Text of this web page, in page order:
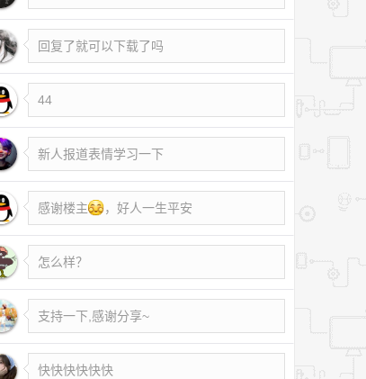
回复了就可以下载了吗
44
新人报道表情学习一下
感谢楼主 ，好人一生平安
怎么样？
支持一下,感谢分享~
快快快快快快